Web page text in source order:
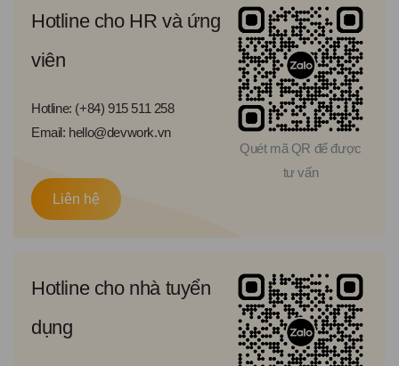
Hotline cho HR và ứng
viên
Hotline: (+84) 915 511 258
Email: hello@devwork.vn
Liên hệ
Quét mã QR để được
tư vấn
Hotline cho nhà tuyển
dụng